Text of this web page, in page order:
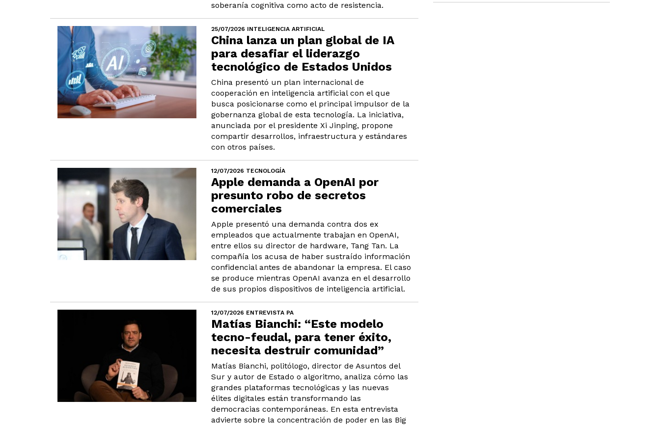
soberanía cognitiva como acto de resistencia.
25/07/2026 INTELIGENCIA ARTIFICIAL
China lanza un plan global de IA
para desafiar el liderazgo
tecnológico de Estados Unidos
China presentó un plan internacional de
cooperación en inteligencia artificial con el que
busca posicionarse como el principal impulsor de la
gobernanza global de esta tecnología. La iniciativa,
anunciada por el presidente Xi Jinping, propone
compartir desarrollos, infraestructura y estándares
con otros países.
12/07/2026 TECNOLOGÍA
Apple demanda a OpenAI por
presunto robo de secretos
comerciales
Apple presentó una demanda contra dos ex
empleados que actualmente trabajan en OpenAI,
entre ellos su director de hardware, Tang Tan. La
compañía los acusa de haber sustraído información
confidencial antes de abandonar la empresa. El caso
se produce mientras OpenAI avanza en el desarrollo
de sus propios dispositivos de inteligencia artificial.
12/07/2026 ENTREVISTA PA
Matías Bianchi: “Este modelo
tecno-feudal, para tener éxito,
necesita destruir comunidad”
Matías Bianchi, politólogo, director de Asuntos del
Sur y autor de Estado o algoritmo, analiza cómo las
grandes plataformas tecnológicas y las nuevas
élites digitales están transformando las
democracias contemporáneas. En esta entrevista
advierte sobre la concentración de poder en las Big